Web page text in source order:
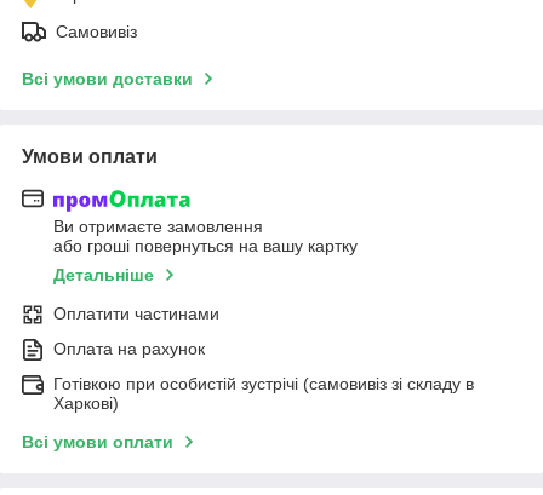
Самовивіз
Всі умови доставки
Умови оплати
Ви отримаєте замовлення
або гроші повернуться на вашу картку
Детальніше
Оплатити частинами
Оплата на рахунок
Готівкою при особистій зустрічі (самовивіз зі складу в
Харкові)
Всі умови оплати